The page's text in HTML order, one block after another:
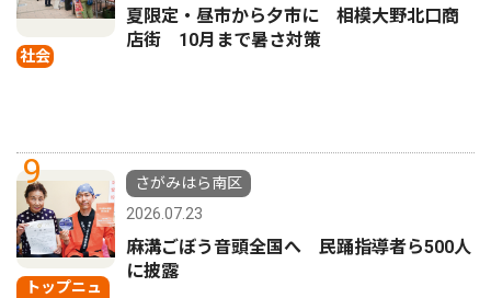
社会
夏限定・昼市から夕市に 相模大野北口商
店街 10月まで暑さ対策
9
トップニュ
さがみはら南区
2026.07.23
麻溝ごぼう音頭全国へ 民踊指導者ら500人
に披露